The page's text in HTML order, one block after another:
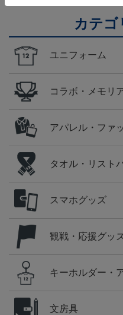
カテゴ
ユニフォーム
コラボ・メモリ
アパレル・ファ
タオル・リスト
スマホグッズ
観戦・応援グッ
キーホルダー・
文房具